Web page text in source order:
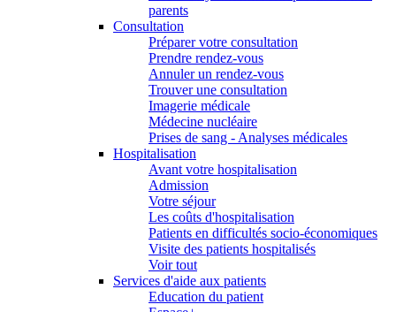
parents
Consultation
Préparer votre consultation
Prendre rendez-vous
Annuler un rendez-vous
Trouver une consultation
Imagerie médicale
Médecine nucléaire
Prises de sang - Analyses médicales
Hospitalisation
Avant votre hospitalisation
Admission
Votre séjour
Les coûts d'hospitalisation
Patients en difficultés socio-économiques
Visite des patients hospitalisés
Voir tout
Services d'aide aux patients
Education du patient